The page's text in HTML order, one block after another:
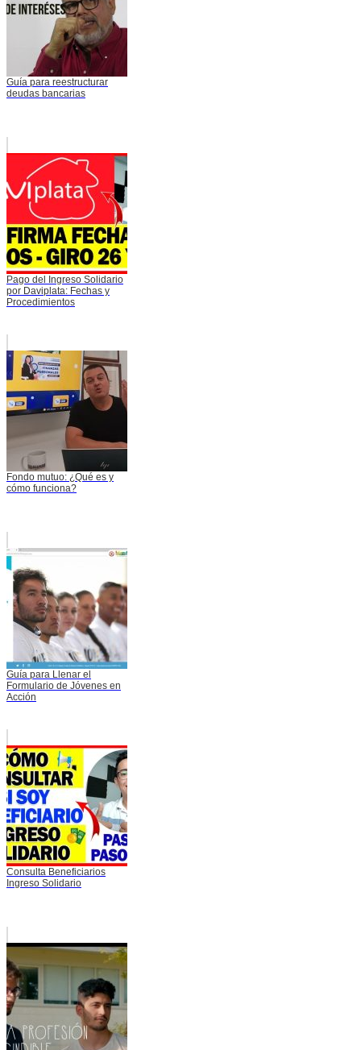
Guía para reestructurar
deudas bancarias
Pago del Ingreso Solidario
por Daviplata: Fechas y
Procedimientos
Fondo mutuo: ¿Qué es y
cómo funciona?
Guía para Llenar el
Formulario de Jóvenes en
Acción
Consulta Beneficiarios
Ingreso Solidario